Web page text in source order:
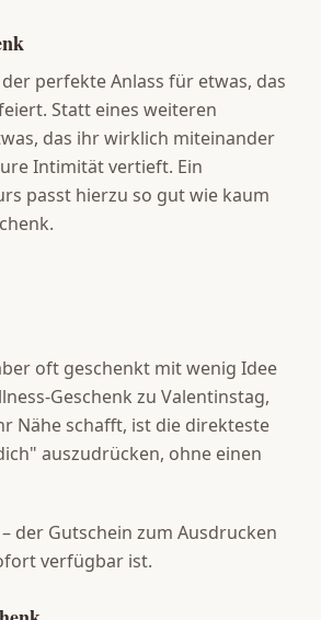
perfekte Anlass für etwas, das
Statt eines weiteren
das ihr wirklich miteinander
Intimität vertieft. Ein
passt hierzu so gut wie kaum
oft geschenkt mit wenig Idee
Geschenk zu Valentinstag,
Nähe schafft, ist die direkteste
auszudrücken, ohne einen
der Gutschein zum Ausdrucken
verfügbar ist.